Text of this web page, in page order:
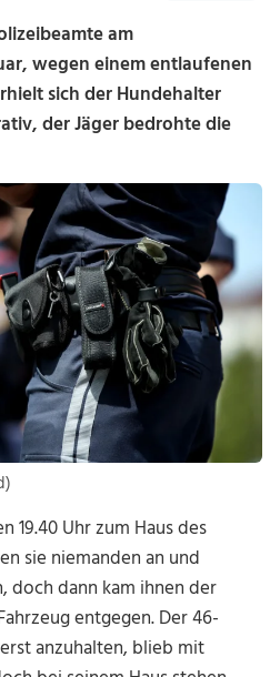
am
wegen einem entlaufenen
sich der Hundehalter
der Jäger bedrohte die
19.40 Uhr zum Haus des
sie niemanden an und
doch dann kam ihnen der
entgegen. Der 46-
anzuhalten, blieb mit